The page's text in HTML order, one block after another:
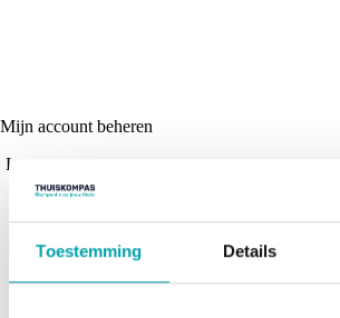
Toestemming Details
Mijn account beheren
Lees voor